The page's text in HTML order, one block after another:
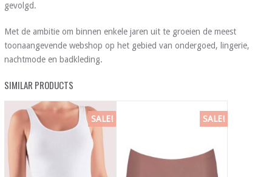
gevolgd.
Met de ambitie om binnen enkele jaren uit te groeien de meest
toonaangevende webshop op het gebied van ondergoed, lingerie,
nachtmode en badkleding.
SIMILAR PRODUCTS
SALE! SALE!